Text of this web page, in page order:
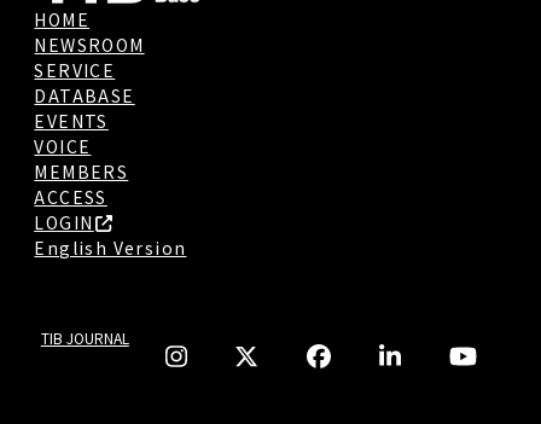
HOME
NEWSROOM
SERVICE
DATABASE
EVENTS
VOICE
MEMBERS
ACCESS
LOGIN
English Version
TIB JOURNAL